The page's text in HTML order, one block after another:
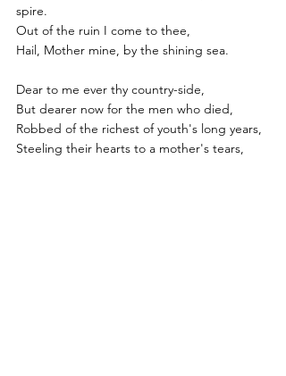
spire.
Out of the ruin I come to thee,
Hail, Mother mine, by the shining sea.
Dear to me ever thy country-side,
But dearer now for the men who died,
Robbed of the richest of youth's long years,
Steeling their hearts to a mother's tears,